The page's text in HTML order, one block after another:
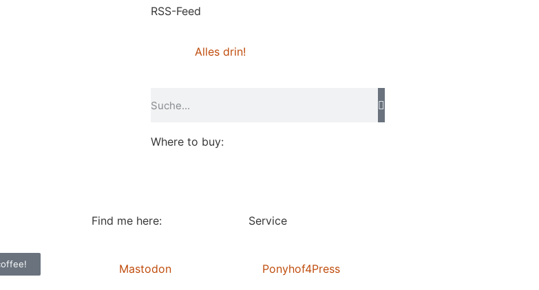
RSS-Feed
Alles drin!
Where to buy:
Find me here:
Mastodon
Service
Ponyhof4Press